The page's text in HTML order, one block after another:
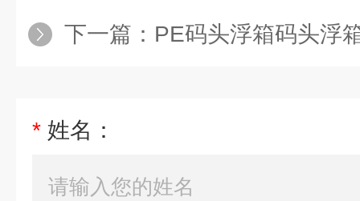
下一篇： PE码头浮箱码头浮
* 姓名：